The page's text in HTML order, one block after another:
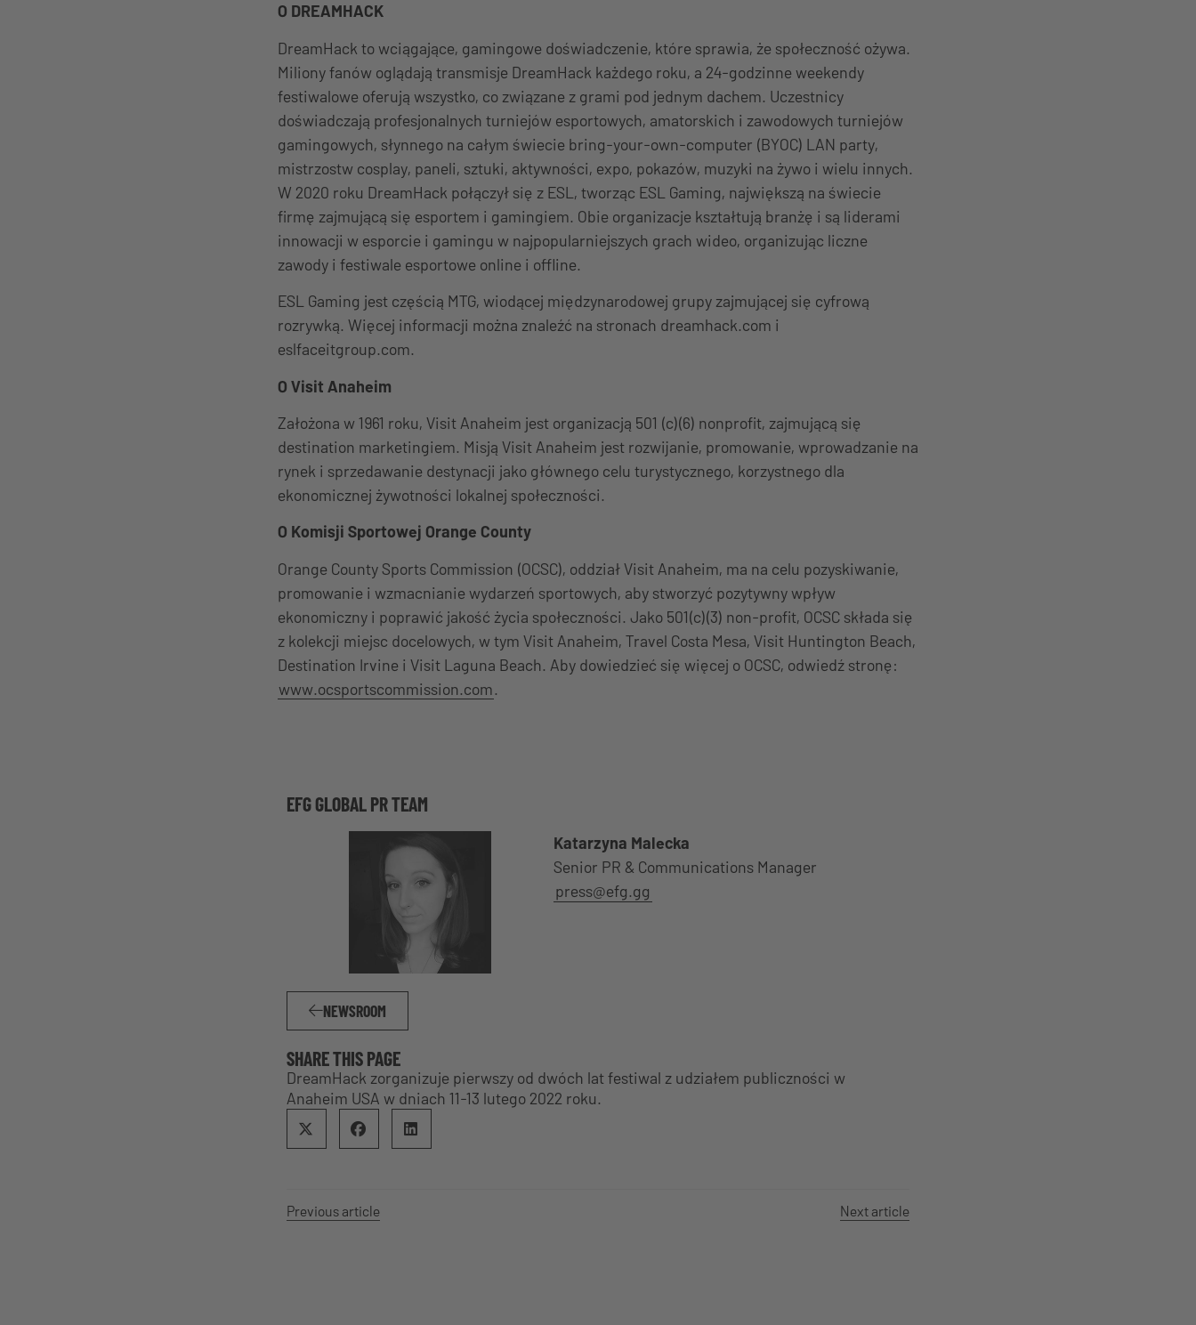
O DREAMHACK
DreamHack to wciągające, gamingowe doświadczenie, które sprawia, że społeczność ożywa.
Miliony fanów oglądają transmisje DreamHack każdego roku, a 24-godzinne weekendy
festiwalowe oferują wszystko, co związane z grami pod jednym dachem. Uczestnicy
doświadczają profesjonalnych turniejów esportowych, amatorskich i zawodowych turniejów
gamingowych, słynnego na całym świecie bring-your-own-computer (BYOC) LAN party,
mistrzostw cosplay, paneli, sztuki, aktywności, expo, pokazów, muzyki na żywo i wielu innych.
W 2020 roku DreamHack połączył się z ESL, tworząc ESL Gaming, największą na świecie
firmę zajmującą się esportem i gamingiem. Obie organizacje kształtują branżę i są liderami
innowacji w esporcie i gamingu w najpopularniejszych grach wideo, organizując liczne
zawody i festiwale esportowe online i offline.
ESL Gaming jest częścią MTG, wiodącej międzynarodowej grupy zajmującej się cyfrową
rozrywką. Więcej informacji można znaleźć na stronach dreamhack.com i
eslfaceitgroup.com.
O Visit Anaheim
Założona w 1961 roku, Visit Anaheim jest organizacją 501 (c)(6) nonprofit, zajmującą się
destination marketingiem. Misją Visit Anaheim jest rozwijanie, promowanie, wprowadzanie na
rynek i sprzedawanie destynacji jako głównego celu turystycznego, korzystnego dla
ekonomicznej żywotności lokalnej społeczności.
O Komisji Sportowej Orange County
Orange County Sports Commission (OCSC), oddział Visit Anaheim, ma na celu pozyskiwanie,
promowanie i wzmacnianie wydarzeń sportowych, aby stworzyć pozytywny wpływ
ekonomiczny i poprawić jakość życia społeczności. Jako 501(c)(3) non-profit, OCSC składa się
z kolekcji miejsc docelowych, w tym Visit Anaheim, Travel Costa Mesa, Visit Huntington Beach,
Destination Irvine i Visit Laguna Beach. Aby dowiedzieć się więcej o OCSC, odwiedź stronę:
www.ocsportscommission.com.
EFG GLOBAL PR TEAM
Katarzyna Malecka
Senior PR & Communications Manager
press@efg.gg
NEWSROOM
SHARE THIS PAGE
DreamHack zorganizuje pierwszy od dwóch lat festiwal z udziałem publiczności w
Anaheim USA w dniach 11-13 lutego 2022 roku.
Previous article Next article